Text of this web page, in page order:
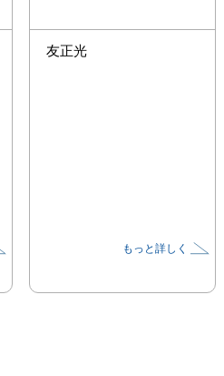
友正光
もっと詳しく